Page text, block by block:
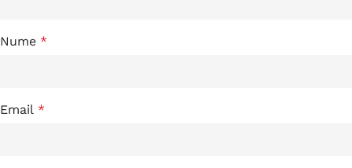
Nume *
Email *